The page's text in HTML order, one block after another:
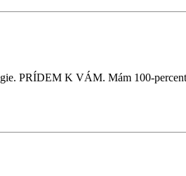
PRÍDEM K VÁM. Mám 100-